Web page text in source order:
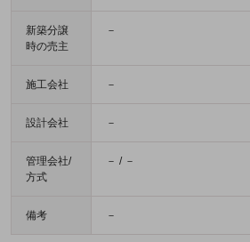
新築分譲
時の売主
－
施工会社 －
設計会社 －
管理会社/
方式
－ / －
備考 －